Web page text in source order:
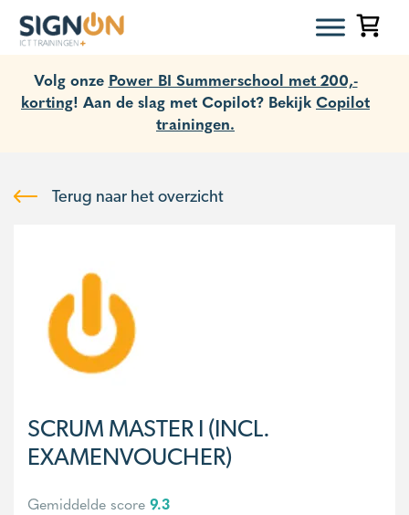
Volg onze Power BI Summerschool met 200,-
korting! Aan de slag met Copilot? Bekijk Copilot
trainingen.
Terug naar het overzicht
SCRUM MASTER I (INCL.
EXAMENVOUCHER)
Gemiddelde score 9.3